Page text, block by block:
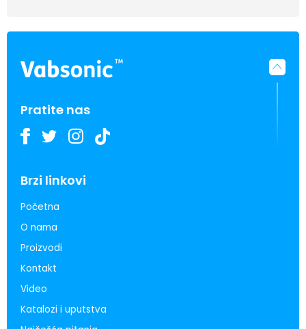
Pratite nas
Brzi linkovi
Početna
O nama
Proizvodi
Kontakt
Video
Katalozi i uputstva